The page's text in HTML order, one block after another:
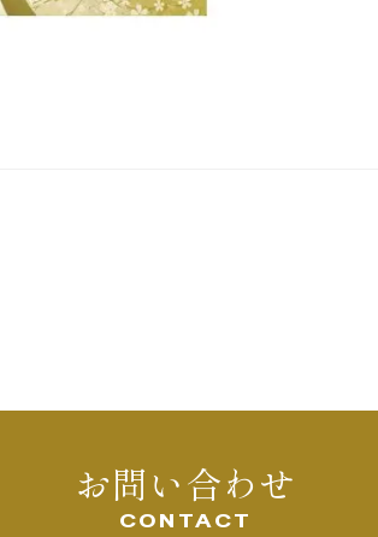
お問い合わせ
CONTACT